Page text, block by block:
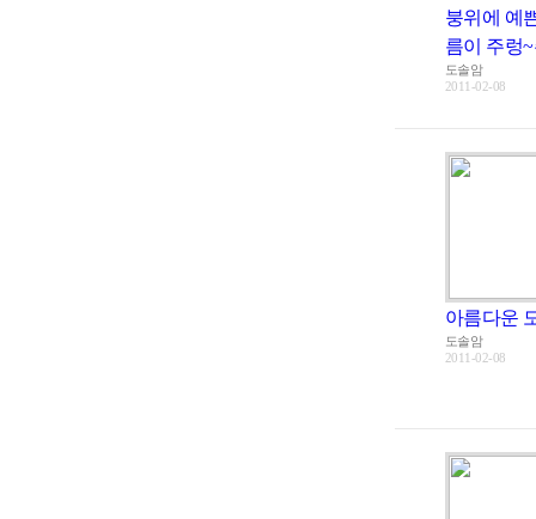
붕위에 예
름이 주렁
도솔암
2011-02-08
아름다운
도솔암
2011-02-08